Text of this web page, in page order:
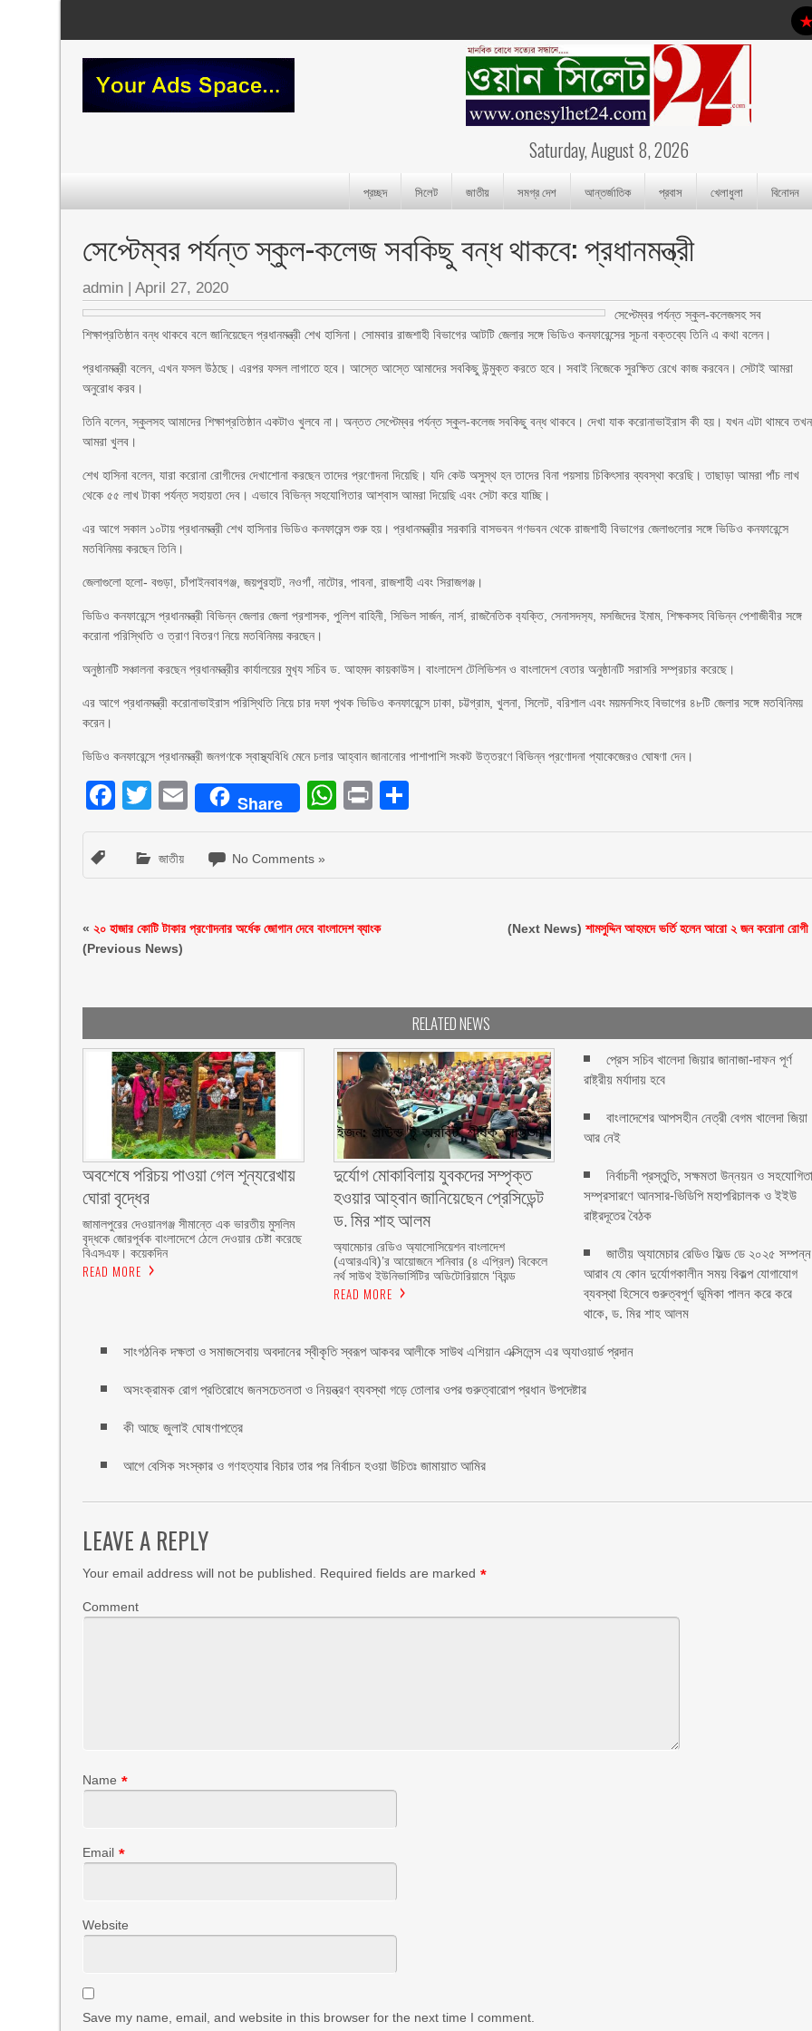
Saturday, August 8, 2026
প্রচ্ছদ সিলেট জাতীয় সমগ্র দেশ আন্তর্জাতিক প্রবাস খেলাধুলা বিনোদন
সেপ্টেম্বর পর্যন্ত স্কুল-কলেজ সবকিছু বন্ধ থাকবে: প্রধানমন্ত্রী
admin |April 27, 2020
সেপ্টেম্বর পর্যন্ত স্কুল-কলেজসহ সব
শিক্ষাপ্রতিষ্ঠান বন্ধ থাকবে বলে জানিয়েছেন প্রধানমন্ত্রী শেখ হাসিনা। সোমবার রাজশাহী বিভাগের আটটি জেলার সঙ্গে ভিডিও কনফারেন্সের সূচনা বক্তব্যে তিনি এ কথা বলেন।
প্রধানমন্ত্রী বলেন, এখন ফসল উঠছে। এরপর ফসল লাগাতে হবে। আস্তে আস্তে আমাদের সবকিছু উন্মুক্ত করতে হবে। সবাই নিজেকে সুরক্ষিত রেখে কাজ করবেন। সেটাই আমরা
অনুরোধ করব।
তিনি বলেন, স্কুলসহ আমাদের শিক্ষাপ্রতিষ্ঠান একটাও খুলবে না। অন্তত সেপ্টেম্বর পর্যন্ত স্কুল-কলেজ সবকিছু বন্ধ থাকবে। দেখা যাক করোনাভাইরাস কী হয়। যখন এটা থামবে তখন
আমরা খুলব।
শেখ হাসিনা বলেন, যারা করোনা রোগীদের দেখাশোনা করছেন তাদের প্রণোদনা দিয়েছি। যদি কেউ অসুস্থ হন তাদের বিনা পয়সায় চিকিৎসার ব্যবস্থা করেছি। তাছাড়া আমরা পাঁচ লাখ
থেকে ৫৫ লাখ টাকা পর্যন্ত সহায়তা দেব। এভাবে বিভিন্ন সহযোগিতার আশ্বাস আমরা দিয়েছি এবং সেটা করে যাচ্ছি।
এর আগে সকাল ১০টায় প্রধানমন্ত্রী শেখ হা‌সিনার ভি‌ডিও কনফারেন্স শুরু হয়। প্রধানমন্ত্রীর সরকা‌রি বাসভবন গণভবন থেকে রাজশাহী বিভাগের জেলাগুলোর সঙ্গে ভিডিও কনফারেন্সে
মতবি‌নিময় করছেন তিনি।
জেলাগুলো হলো- বগুড়া, চাঁপাইনবাবগঞ্জ, জয়পুরহাট, নওগাঁ, নাটোর, পাবনা, রাজশাহী এবং সিরাজগঞ্জ।
ভি‌ডিও কনফারেন্সে প্রধানমন্ত্রী বি‌ভিন্ন জেলার জেলা প্রশাসক, পু‌লিশ বা‌হিনী, সি‌ভিল সার্জন, নার্স, রাজনৈ‌তিক ব‌্য‌ক্তি, সেনাসদস‌্য, মস‌জিদের ইমাম, শিক্ষকসহ বি‌ভিন্ন পেশাজীবীর সঙ্গে
করোনা প‌রি‌স্থি‌তি ও ত্রাণ বিতরণ নিয়ে মত‌বি‌নিময় করছেন।
অনুষ্ঠানটি সঞ্চালনা ক‌রছেন প্রধানমন্ত্রীর কার্যালয়ের মুখ‌্য স‌চিব ড. আহমদ কায়কাউস। বাংলাদেশ টেলিভিশন ও বাংলাদেশ বেতার অনুষ্ঠান‌টি সরাসরি সম্প্রচার করেছে।
এর আগে প্রধানমন্ত্রী করোনাভাইরাস পরিস্থিতি নিয়ে চার দফা পৃথক ভিডিও কনফারেন্সে ঢাকা, চট্টগ্রাম, খুলনা, সিলেট, বরিশাল এবং ময়মনসিংহ বিভাগের ৪৮টি জেলার সঙ্গে মতবিনিময়
করেন।
ভিডিও কনফারেন্সে প্রধানমন্ত্রী জনগণকে স্বাস্থ্যবিধি মেনে চলার আহ্বান জানানোর পাশাপাশি সংকট উত্তরণে বিভিন্ন প্রণোদনা প্যাকেজেরও ঘোষণা দেন।
Facebook
Twitter
EmailShare WhatsApp
Print
জাতীয় No Comments »
«২০ হাজার কোটি টাকার প্রণোদনার অর্ধেক জোগান দেবে বাংলাদেশ ব্যাংক
(Previous News)
(Next News)শামসুদ্দিন আহমদে ভর্তি হলেন আরো ২ জন করোনা রোগী
RELATED NEWS
অবশেষে পরিচয় পাওয়া গেল শূন্যরেখায়
ঘোরা বৃদ্ধের
জামালপুরের দেওয়ানগঞ্জ সীমান্তে এক ভারতীয় মুসলিম
বৃদ্ধকে জোরপূর্বক বাংলাদেশে ঠেলে দেওয়ার চেষ্টা করেছে
বিএসএফ। কয়েকদিন
READ MORE
দুর্যোগ মোকাবিলায় যুবকদের সম্পৃক্ত
হওয়ার আহ্বান জানিয়েছেন প্রেসিডেন্ট
ড. মির শাহ আলম ‎ ‎
অ্যামেচার রেডিও অ্যাসোসিয়েশন বাংলাদেশ
(এআরএবি)’র আয়োজনে শনিবার (৪ এপ্রিল) বিকেলে
নর্থ সাউথ ইউনিভার্সিটির অডিটোরিয়ামে ‘বিয়ন্ড
READ MORE
প্রেস সচিব খালেদা জিয়ার জানাজা-দাফন পূর্ণ
রাষ্ট্রীয় মর্যাদায় হবে
বাংলাদেশের আপসহীন নেত্রী বেগম খালেদা জিয়া
আর নেই
নির্বাচনী প্রস্তুতি, সক্ষমতা উন্নয়ন ও
সম্প্রসারণে আনসার-ভিডিপি মহাপরিচালক ও ইইউ
রাষ্ট্রদূতের বৈঠক
জাতীয় অ্যামেচার রেডিও ফিল্ড ডে ২০২৫
আরাব যে কোন দুর্যোগকালীন সময় বিকল্প যোগাযোগ
ব্যবস্থা হিসেবে গুরুত্বপূর্ণ ভূমিকা পালন করে করে
থাকে, ড. মির শাহ আলম
সাংগঠনিক দক্ষতা ও সমাজসেবায় অবদানের স্বীকৃতি স্বরূপ আকবর আলীকে সাউথ এশিয়ান এক্সিলেন্স এর অ্যাওয়ার্ড প্রদান
অসংক্রামক রোগ প্রতিরোধে জনসচেতনতা ও নিয়ন্ত্রণ ব্যবস্থা গড়ে তোলার ওপর গুরুত্বারোপ প্রধান উপদেষ্টার
কী আছে জুলাই ঘোষণাপত্রে
আগে বেসিক সংস্কার ও গণহত্যার বিচার তার পর নির্বাচন হওয়া উচিতঃ জামায়াত আমির
LEAVE A REPLY
Your email address will not be published. Required fields are marked *
Comment
Name *
Email *
Website
Save my name, email, and website in this browser for the next time I comment.